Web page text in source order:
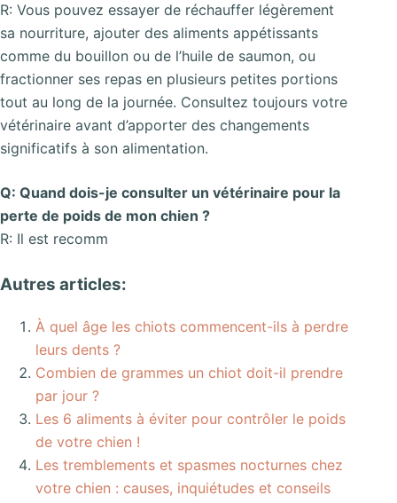
R: Vous pouvez essayer de réchauffer légèrement
sa nourriture, ajouter des aliments appétissants
comme du bouillon ou de l’huile de saumon, ou
fractionner ses repas en plusieurs petites portions
tout au long de la journée. Consultez toujours votre
vétérinaire avant d’apporter des changements
significatifs à son alimentation.
Q: Quand dois-je consulter un vétérinaire pour la
perte de poids de mon chien ?
R: Il est recomm
Autres articles:
À quel âge les chiots commencent-ils à perdre
leurs dents ?
Combien de grammes un chiot doit-il prendre
par jour ?
Les 6 aliments à éviter pour contrôler le poids
de votre chien !
Les tremblements et spasmes nocturnes chez
votre chien : causes, inquiétudes et conseils